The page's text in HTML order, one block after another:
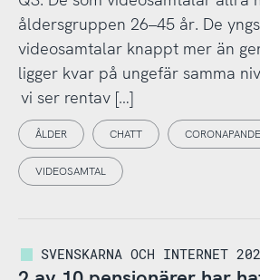
åldersgruppen 26–45 år. De
videosamtalar knappt mer än
ligger kvar på ungefär samma
vi ser rentav […]
ÅLDER CHATT
VIDEOSAMTAL
SVENSKARNA OCH INTERNET